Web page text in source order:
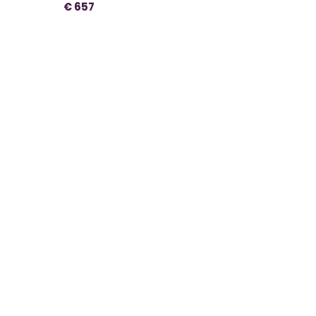
€ 657